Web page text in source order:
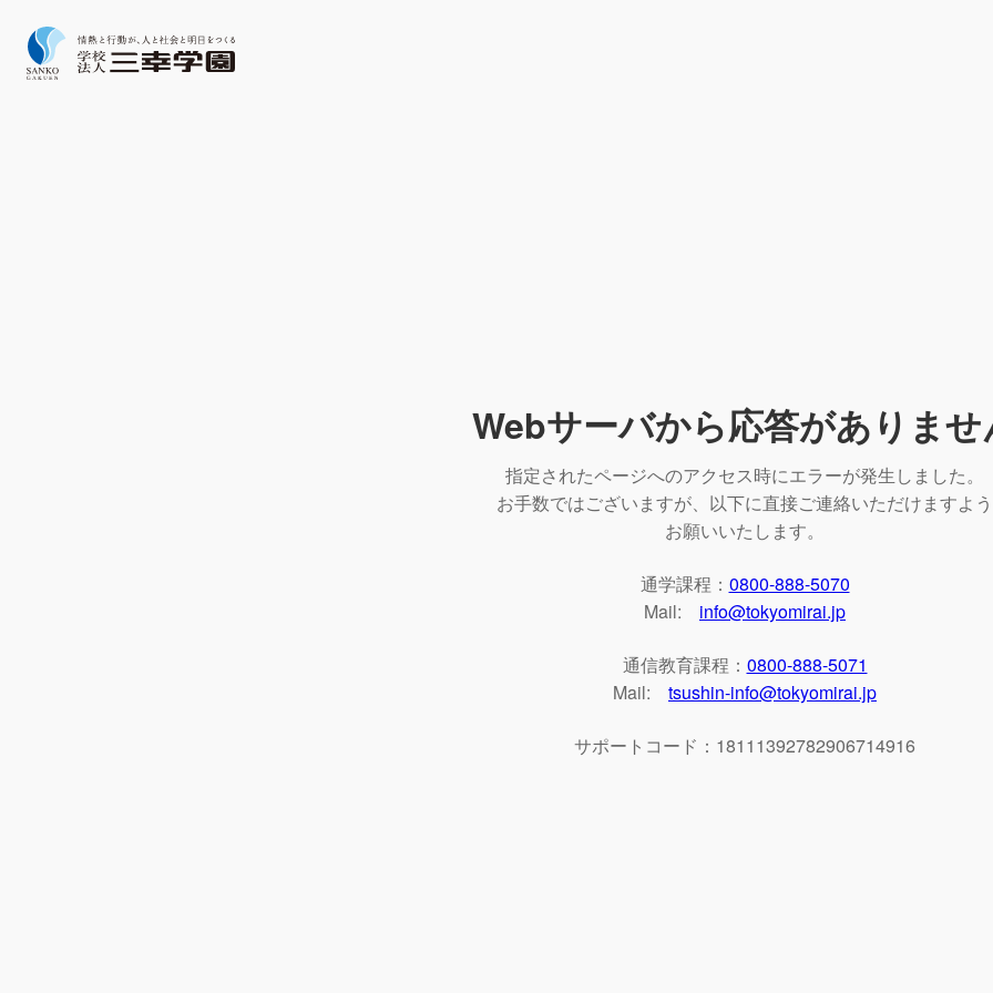
Webサーバから応答がありませ
指定されたページへのアクセス時にエラーが発生しました。
お手数ではございますが、以下に直接ご連絡いただけますよう
お願いいたします。
通学課程： 0800-888-5070
Mail: info@tokyomirai.jp
通信教育課程： 0800-888-5071
Mail: tsushin-info@tokyomirai.jp
サポートコード：18111392782906714916